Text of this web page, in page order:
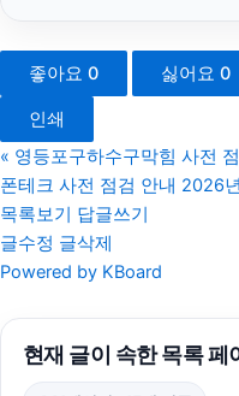
좋아요 0 싫어요 0
인쇄
« 영등포구하수구막힘 사전
폰테크 사전 점검 안내 2026
목록보기
답글쓰기
글수정 글삭제
Powered by KBoard
현재 글이 속한 목록 페